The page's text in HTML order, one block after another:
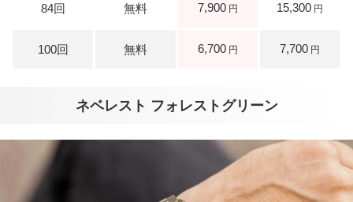
7,900 15,300
6,700 7,700
ネベレスト フォレストグリーン